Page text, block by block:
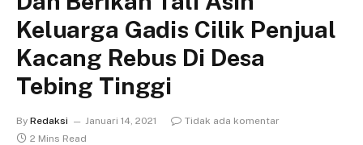
Keluarga Gadis Cilik Penjual
Kacang Rebus Di Desa
Tebing Tinggi
By Redaksi Januari 14, 2021
Tidak ada komentar
2 Mins Read